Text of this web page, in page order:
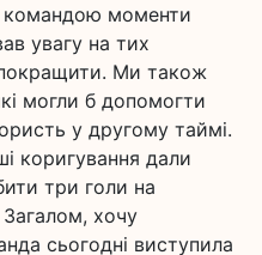
командою моменти
увагу на тих
Ми також
могли б допомогти
у другому таймі.
коригування дали
три голи на
хочу
сьогодні виступила